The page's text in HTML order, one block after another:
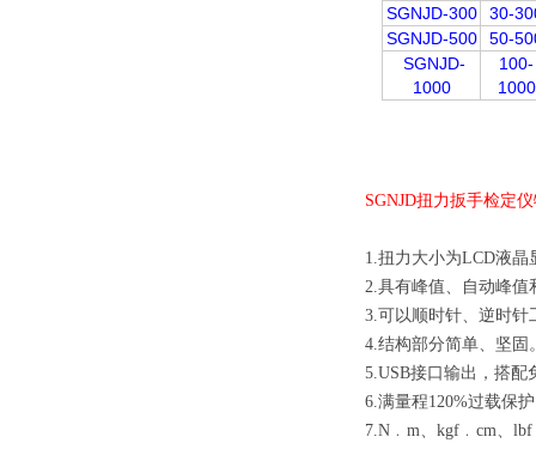
SGNJD-300
30-
SGNJD-500
50-
SGNJD-
1000
100-
1000
SGNJD扭力扳手检定
1.扭力大小为LCD液晶
2.具有峰值、自动峰值
3.可以顺时针、逆时针
4.结构部分简单、坚固
5.USB接口输出，搭
6.满量程120%过载保
7.N﹒m、kgf﹒cm、